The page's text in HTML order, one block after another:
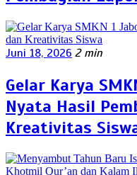
Juni 18, 2026 2 min
Gelar Karya
Nyata Hasil
Kreativitas